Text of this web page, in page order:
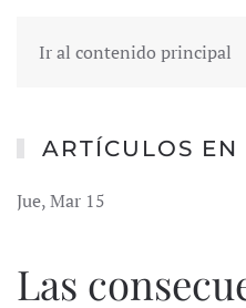
Ir al contenido principal
ARTÍCULOS EN
Jue, Mar 15
Las